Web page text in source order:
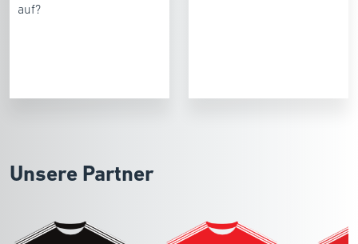
auf?
Unsere Partner